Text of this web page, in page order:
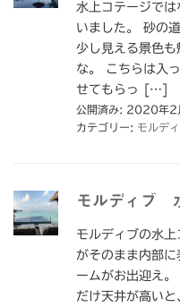
水上コテージでは
いました。 砂の
少し見える景色
な。 こちらは入
せてもらっ […]
公開済み: 2020年2
カテゴリー: モルデ
モルディブ
モルディブの水
がそのまま内部
ームがお出迎え
だけ天井が高い